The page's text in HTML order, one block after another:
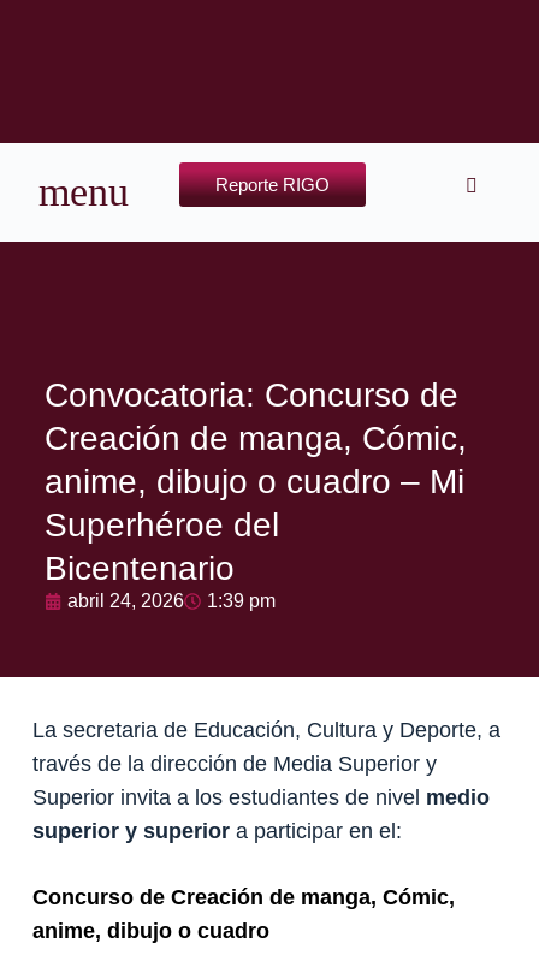
Reporte RIGO
Convocatoria: Concurso de
Creación de manga, Cómic,
anime, dibujo o cuadro – Mi
Superhéroe del
Bicentenario
abril 24, 2026 1:39 pm
La secretaria de Educación, Cultura y Deporte, a
través de la dirección de Media Superior y
Superior invita a los estudiantes de nivel medio
superior y superiora participar en el:
Concurso de Creación de manga, Cómic,
anime, dibujo o cuadro